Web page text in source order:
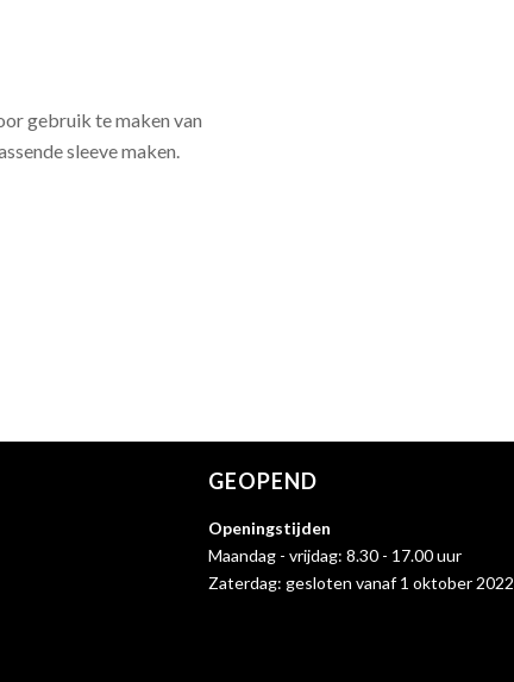
gebruik te maken van
sleeve maken.
GEOPEND
Openingstijden
Maandag - vrijdag: 8.30 - 17.00 uur
Zaterdag: gesloten vanaf 1 oktober 2022